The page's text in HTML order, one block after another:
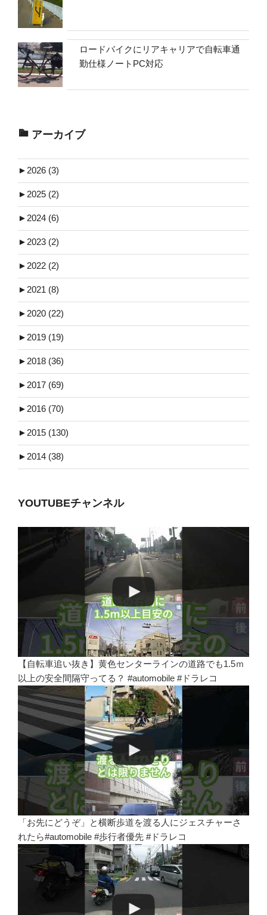
ロードバイクにリアキャリアで自転車通
勤仕様ノートPC対応
アーカイブ
► 2026 (3)
► 2025 (2)
► 2024 (6)
► 2023 (2)
► 2022 (2)
► 2021 (8)
► 2020 (22)
► 2019 (19)
► 2018 (36)
► 2017 (69)
► 2016 (70)
► 2015 (130)
► 2014 (38)
YOUTUBEチャンネル
【自転車追い抜き】黄色センターラインの道路でも1.5ｍ
以上の安全間隔守ってる？ #automobile #ドラレコ
「お先にどうぞ」と横断歩道を渡る人にジェスチャーさ
れたら#automobile #歩行者優先 #ドラレコ